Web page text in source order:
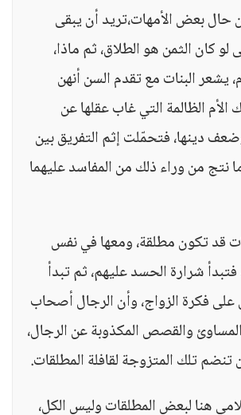
حال بعض الأمهات،تريد أن يبقى
كان الثمن هو الطلاق، ثم ماذا،
يشعر البنات مع تقدم السن أنهن
الأم الظالمة التي غاب عقلها عن
دينها، فتحمّلت إثم التفريق بين
نتج من وراء ذلك من المفاسد عليهما
قد تكون مطلقة، ومعها في نفس
شرارة الحسد عليهم، ثم تبدأ
فكرة الزواج، وأن الرجال أصحاب
والقصص المكذوبة عن الرجال،
تلك المتزوجة لقافلة المطلقات.
هنا لبعض المطلقات وليس الكل،